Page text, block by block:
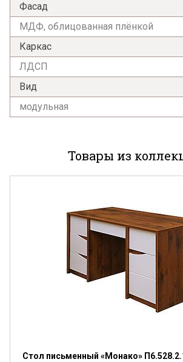
Фасад
МДФ, облицованная плёнкой
Каркас
ЛДСП
Вид
модульная
Товары из
Стол письменный «Монако»